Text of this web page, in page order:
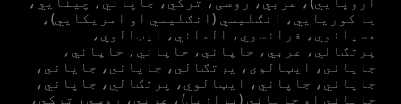
یا کوریايي، انګلیسي (انګلیسي او امریکایي)،
هسپانوي، فرانسوي، الماني، ایټالوي،
پرتګالي، عربي، جاپاني، جاپاني، جاپاني،
جاپاني، ایټالوی، پرتګالي، جاپاني، جاپاني،
جاپاني، جاپاني، ایټالوي، پرتګالي، جاپاني،
جاپاني او جاپاني (برازيل)، عربي، روسي، ترکي،